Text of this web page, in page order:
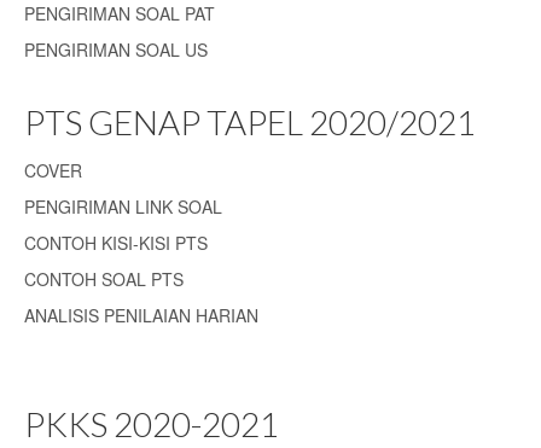
PENGIRIMAN SOAL PAT
PENGIRIMAN SOAL US
PTS GENAP TAPEL 2020/2021
COVER
PENGIRIMAN LINK SOAL
CONTOH KISI-KISI PTS
CONTOH SOAL PTS
ANALISIS PENILAIAN HARIAN
PKKS 2020-2021